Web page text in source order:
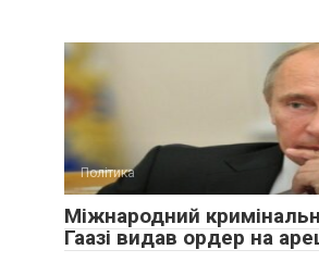
Політика
Міжнародний
Гаазі видав ордер на